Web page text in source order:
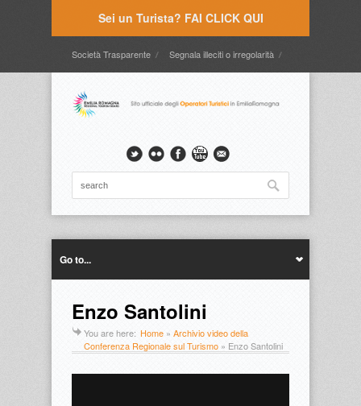
Sei un Turista? FAI CLICK QUI
Società Trasparente Segnala illeciti o irregolarità
Timbrature
Go to...
Enzo Santolini
You are here: Home » Archivio video della
Conferenza Regionale sul Turismo » Enzo Santolini